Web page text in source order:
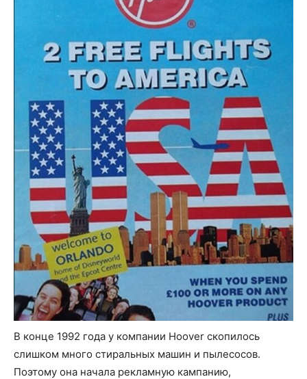
В конце 1992 года у компании Hoover скопилось
слишком много стиральных машин и пылесосов.
Поэтому она начала рекламную кампанию,